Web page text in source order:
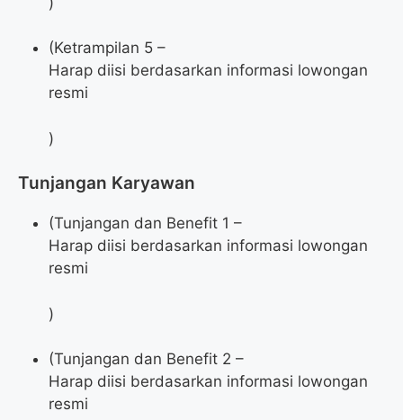
(Ketrampilan 5 –
Harap diisi berdasarkan informasi lowongan
resmi
)
Tunjangan Karyawan
(Tunjangan dan Benefit 1 –
Harap diisi berdasarkan informasi lowongan
resmi
)
(Tunjangan dan Benefit 2 –
Harap diisi berdasarkan informasi lowongan
resmi